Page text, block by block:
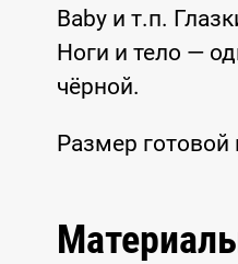
Baby и т.п.
Ноги и тело —
чёрной.
Размер